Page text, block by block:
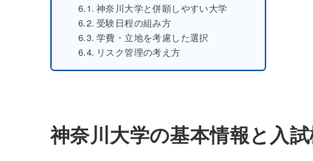
神奈川大学と併願しやすい大学
受験日程の組み方
学費・立地を考慮した選択
リスク管理の考え方
神奈川大学の基本情報と入